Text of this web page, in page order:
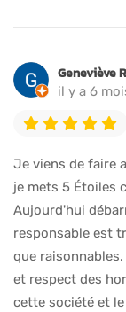
Geneviève
il y a 6
Je viens de faire
je mets 5 Étoiles
Aujourd'hui
responsable est
que
et respect des
cette société et